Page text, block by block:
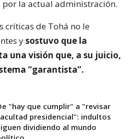
la actual administración.
críticas de Tohá no le
ysostuvo que la
una visión que, a su juicio,
“garantista”.
"hay que cumplir" a "revisar
presidencial": indultos
dividiendo al mundo